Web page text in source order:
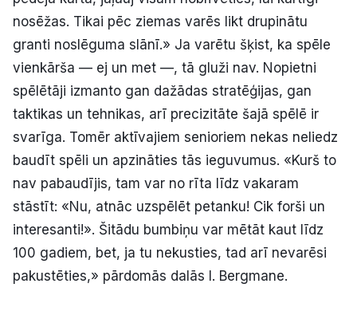
nosēžas. Tikai pēc ziemas varēs likt drupinātu
granti noslēguma slānī.» Ja varētu šķist, ka spēle
vienkārša — ej un met —, tā gluži nav. Nopietni
spēlētāji izmanto gan dažādas stratēģijas, gan
taktikas un tehnikas, arī precizitāte šajā spēlē ir
svarīga. Tomēr aktīvajiem senioriem nekas neliedz
baudīt spēli un apzināties tās ieguvumus. «Kurš to
nav pabaudījis, tam var no rīta līdz vakaram
stāstīt: «Nu, atnāc uzspēlēt petanku! Cik forši un
interesanti!». Šitādu bumbiņu var mētāt kaut līdz
100 gadiem, bet, ja tu nekusties, tad arī nevarēsi
pakustēties,» pārdomās dalās I. Bergmane.